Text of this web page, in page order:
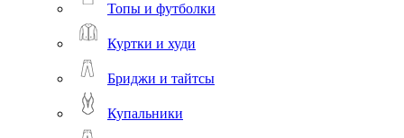
Топы и футболки
Куртки и худи
Бриджи и тайтсы
Купальники